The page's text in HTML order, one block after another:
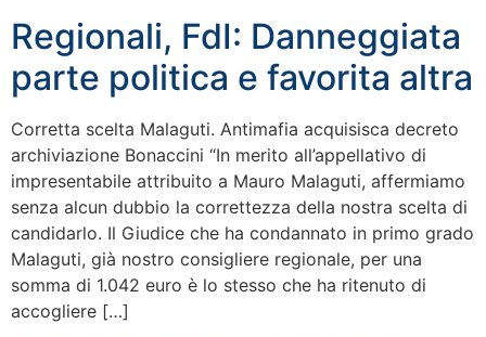
Regionali, FdI: Danneggiata
parte politica e favorita altra
Corretta scelta Malaguti. Antimafia acquisisca decreto
archiviazione Bonaccini “In merito all’appellativo di
impresentabile attribuito a Mauro Malaguti, affermiamo
senza alcun dubbio la correttezza della nostra scelta di
candidarlo. Il Giudice che ha condannato in primo grado
Malaguti, già nostro consigliere regionale, per una
somma di 1.042 euro è lo stesso che ha ritenuto di
accogliere […]